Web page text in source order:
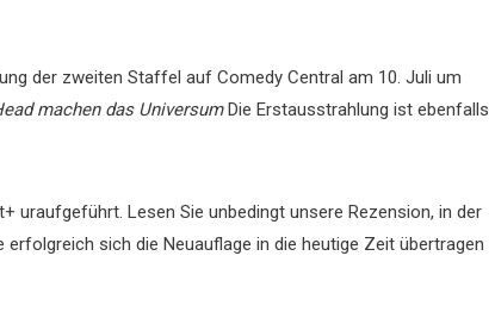
der zweiten Staffel auf Comedy Central am 10. Juli um
machen das UniversumDie Erstausstrahlung ist ebenfalls
Lesen Sie unbedingt unsere Rezension, in der
sich die Neuauflage in die heutige Zeit übertragen